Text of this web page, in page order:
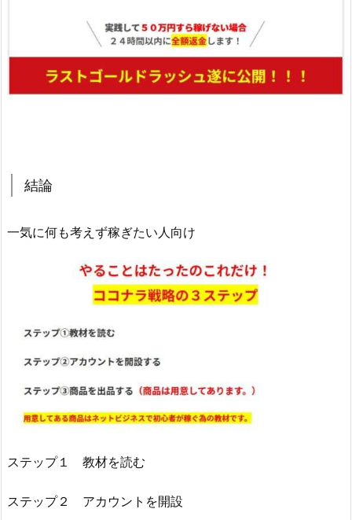
結論
一気に何も考えず稼ぎたい人向け
ステップ１ 教材を読む
ステップ２ アカウントを開設